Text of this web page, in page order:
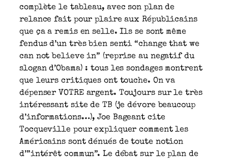
complète le tableau, avec son plan de
relance fait pour plaire aux Républicains
que ça a remis en selle. Ils se sont même
fendus d’un très bien senti “change that we
can not believe in” (reprise au negatif du
slogan d’Obama) : tous les sondages montrent
que leurs critiques ont touche. On va
dépenser VOTRE argent. Toujours sur le très
intéressant site de TB (je dévore beaucoup
d’informations…), Joe Bageant cite
Tocqueville pour expliquer comment les
Américains sont dénués de toute notion
d’”intérêt commun”. Le débat sur le plan de